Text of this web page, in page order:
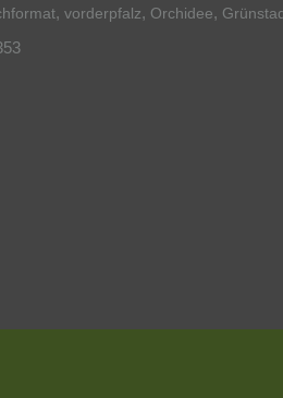
, vorderpfalz, Orchidee,